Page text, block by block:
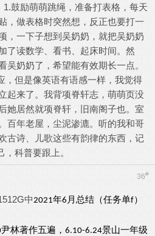
1.鼓励萌萌跳绳，准备打表格，每天
，做表格时突然想，反正也要打一
，一下子想到吴奶奶，就把吴奶奶
了读数学、看书、起床时间。然
吴奶奶了，希望能有效期长一点。
，但是像英语有语感一样，我觉得
起来了。我背项脊轩志，萌萌页没
她居然就项脊轩，旧南阁子也。室
百年老屋，尘泥渗漉。听的我和哥
古诗、儿歌这些有韵律的东西，记
科普要跟上。
36#
中2021年6 月总结（任务单f）
尹林著作五遍， 6.10-6.24景山一年级